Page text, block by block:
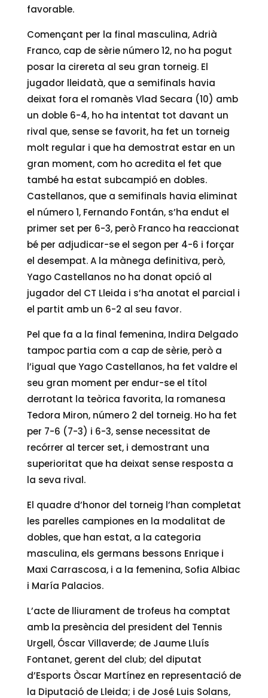
favorable.
Començant per la final masculina, Adrià
Franco, cap de sèrie número 12, no ha pogut
posar la cirereta al seu gran torneig. El
jugador lleidatà, que a semifinals havia
deixat fora el romanès Vlad Secara (10) amb
un doble 6-4, ho ha intentat tot davant un
rival que, sense se favorit, ha fet un torneig
molt regular i que ha demostrat estar en un
gran moment, com ho acredita el fet que
també ha estat subcampió en dobles.
Castellanos, que a semifinals havia eliminat
el número 1, Fernando Fontán, s’ha endut el
primer set per 6-3, però Franco ha reaccionat
bé per adjudicar-se el segon per 4-6 i forçar
el desempat. A la mànega definitiva, però,
Yago Castellanos no ha donat opció al
jugador del CT Lleida i s’ha anotat el parcial i
el partit amb un 6-2 al seu favor.
Pel que fa a la final femenina, Indira Delgado
tampoc partia com a cap de sèrie, però a
l’igual que Yago Castellanos, ha fet valdre el
seu gran moment per endur-se el títol
derrotant la teòrica favorita, la romanesa
Tedora Miron, número 2 del torneig. Ho ha fet
per 7-6 (7-3) i 6-3, sense necessitat de
recórrer al tercer set, i demostrant una
superioritat que ha deixat sense resposta a
la seva rival.
El quadre d’honor del torneig l’han completat
les parelles campiones en la modalitat de
dobles, que han estat, a la categoria
masculina, els germans bessons Enrique i
Maxi Carrascosa, i a la femenina, Sofia Albiac
i María Palacios.
L’acte de lliurament de trofeus ha comptat
amb la presència del president del Tennis
Urgell, Óscar Villaverde; de Jaume Lluís
Fontanet, gerent del club; del diputat
d’Esports Òscar Martínez en representació de
la Diputació de Lleida; i de José Luis Solans,